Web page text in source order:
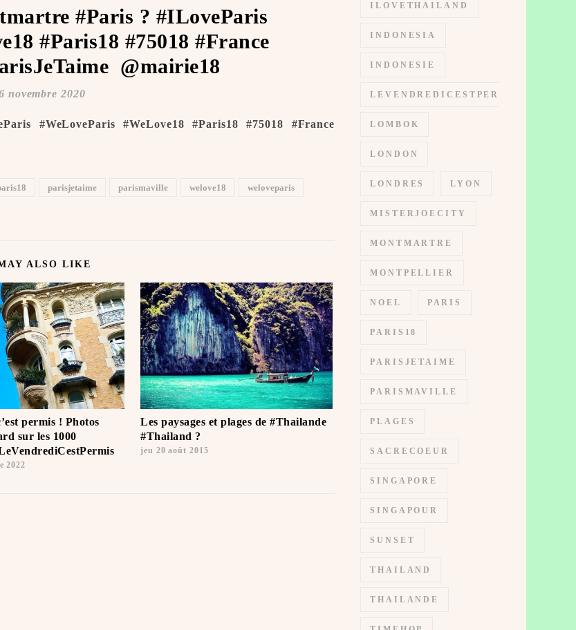
#Paris ? #ILoveParis
#Paris18 #75018 #France
@mairie18
novembre 2020
#WeLoveParis #WeLove18 #Paris18 #75018 #France
parisjetaime parismaville welove18 weloveparis
ALSO LIKE
permis ! Photos
sur les 1000
2022
Les paysages et plages de #Thailande
#Thailand ?️
jeu 20 août 2015
ILOVETHAILAND
INDONESIA
INDONESIE
LEVENDREDICESTPERMIS
LOMBOK
LONDON
LONDRES LYON
MISTERJOECITY
MONTMARTRE
MONTPELLIER
NOEL PARIS
PARIS18
PARISJETAIME
PARISMAVILLE
PLAGES
SACRECOEUR
SINGAPORE
SINGAPOUR
SUNSET
THAILAND
THAILANDE